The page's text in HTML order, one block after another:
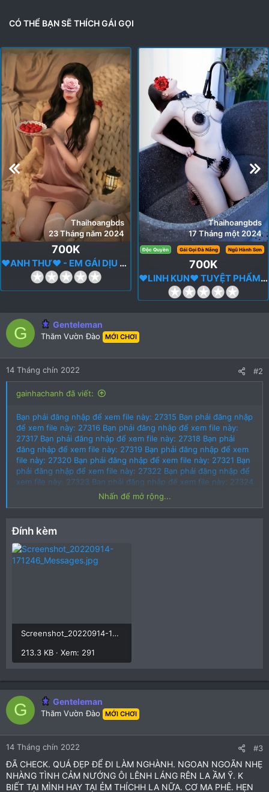
t
s
:
CÓ THỂ BẠN SẼ THÍCH GÁI GỌI
Thaihoangbds
23 Tháng năm 2024
700K
❤️ANH THƯ❤️ - EM GÁI DỊU DÀNG - XINH XẮN
0
.
0
s
t
s
)
Thaihoangbds
17 Tháng một 2024
Độc Quyền Gái Gọi Đà Nẵng Ngũ Hành Sơn
700K
❤️LINH KUN❤️ TUYỆT PHẨM, XINH VÀ CHIỀU KHÁCH TỚI BẾN
0
.
0
a
r
)
G Genteleman
Thăm Vườn Đào MỚI CHƠI
14 Tháng chín 2022 #2
gainhachanh đã viết:
Bạn phải đăng nhập để xem file này: 27315 Bạn phải đăng nhập
để xem file này: 27316 Bạn phải đăng nhập để xem file này:
27317 Bạn phải đăng nhập để xem file này: 27318 Bạn phải
đăng nhập để xem file này: 27319 Bạn phải đăng nhập để xem
file này: 27320 Bạn phải đăng nhập để xem file này: 27321 Bạn
phải đăng nhập để xem file này: 27322 Bạn phải đăng nhập để
xem file này: 27323 Bạn phải đăng nhập để xem file này: 27324
hôm nay có 1 bé người miền trung mới vào ngành , dáng chuẩn
lắm nhé body em này rất khỏi phải nói , em này hibj bú ku cu
chuẩn năm sinh ngực to bím múp lắm , nước nôi khỏi nói nhé
yên tâm khoản nước nôi nhé , e này cao 1m67 da trắng xinh
xắn , bộ ảnh này chụp bằng đt nên AE cứ yên tâm k photoshop
, hình ảnh chuẩn vs người
Nhấn để mở rộng...
Đính kèm
Screenshot_20220914-171246_Messages.jpg
213.3 KB · Xem: 291
G Genteleman
Thăm Vườn Đào MỚI CHƠI
14 Tháng chín 2022 #3
ĐÃ CHECK. QUÁ ĐẸP ĐỂ ĐI LÀM NGHÀNH. NGOAN NGOÃN NHẸ
NHÀNG TÌNH CẢM NƯỚNG ÔI LÊNH LÁNG RÊN LA ẦM Ỹ. K
BIẾT TẠI MÌNH HAY TẠI ẺM THÍCHH LA NỮA. CƠ MA PHÊ. HẸN